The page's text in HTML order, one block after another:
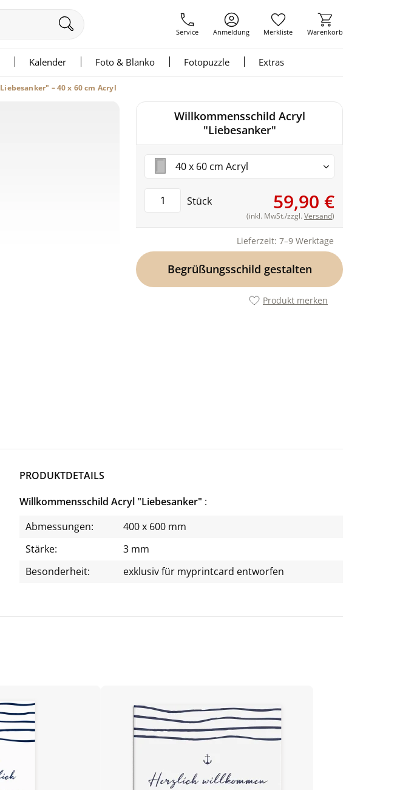
Service Anmeldung Merkliste Warenkorb
Kalender Foto & Blanko Fotopuzzle Extras
– 40 x 60 cm Acryl
Willkommensschild Acryl
"Liebesanker"
40 x 60 cm Acryl
Stück 59,90 €
(inkl. MwSt./zzgl. Versand)
Lieferzeit: 7–9 Werktage
Begrüßungsschild gestalten
Produkt merken
PRODUKTDETAILS
Willkommensschild Acryl "Liebesanker"
Abmessungen:
400 x 600 mm
Stärke:
3 mm
Besonderheit:
exklusiv für myprintcard entworfen